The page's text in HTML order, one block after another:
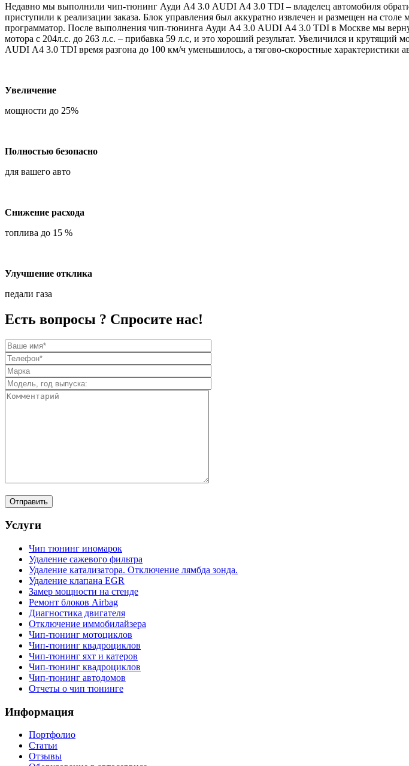
Недавно мы выполнили чип-тюнинг Ауди А4 3.0 AUDI A4 3.0 TDI – владелец автомобиля
приступили к реализации заказа. Блок управления был аккуратно извлечен и размещен на
программатор. После выполнения чип-тюнинга Ауди А4 3.0 AUDI A4 3.0 TDI в Москве мы
мотора с 204л.с. до 263 л.с. – прибавка 59 л.с, и это хороший результат. Увеличился и
AUDI A4 3.0 TDI время разгона до 100 км/ч уменьшилось, а тягово-скоростные характеристики
Увеличение
мощности до 25%
Полностью безопасно
для вашего авто
Снижение расхода
топлива до 15 %
Улучшение отклика
педали газа
Есть вопросы ? Спросите нас!
Услуги
Чип тюнинг иномарок
Удаление сажевого фильтра
Удаление катализатора. Отключение лямбда зонда.
Удаление клапана EGR
Замер мощности на стенде
Ремонт блоков Airbag
Диагностика двигателя
Отключение иммобилайзера
Чип-тюнинг мотоциклов
Чип-тюнинг квадроциклов
Чип-тюнинг яхт и катеров
Чип-тюнинг квадроциклов
Чип-тюнинг автодомов
Отчеты о чип тюнинге
Информация
Портфолио
Статьи
Отзывы